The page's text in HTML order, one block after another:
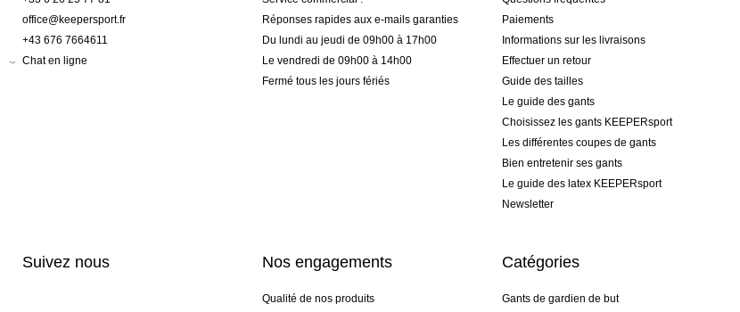
office@keepersport.fr
+43 676 7664611
Chat en ligne
Réponses rapides aux e-mails garanties
Du lundi au jeudi de 09h00 à 17h00
Le vendredi de 09h00 à 14h00
Fermé tous les jours fériés
Paiements
Informations sur les livraisons
Effectuer un retour
Guide des tailles
Le guide des gants
Choisissez les gants KEEPERsport
Les différentes coupes de gants
Bien entretenir ses gants
Le guide des latex KEEPERsport
Newsletter
Suivez nous Nos engagements
Qualité de nos produits
Catégories
Gants de gardien de but